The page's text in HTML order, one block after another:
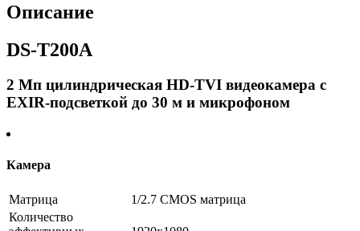
Описание
DS-T200A
2 Мп цилиндрическая HD-TVI видеокамера с
EXIR-подсветкой до 30 м и микрофоном
Камера
Матрица
1/2.7 CMOS матрица
Количество